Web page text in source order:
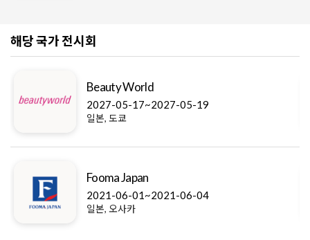
해당 국가 전시회
Beauty World
2027-05-17~2027-05-19
일본, 도쿄
Fooma Japan
2021-06-01~2021-06-04
일본, 오사카